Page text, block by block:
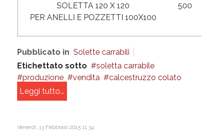
SOLETTA 120 X 120
PER ANELLI E POZZETTI 100X100
500
Pubblicato in Solette carrabili
Etichettato sotto
soletta carrabile
produzione
vendita
calcestruzzo colato
Leggi tutto...
Venerdì, 13 Febbraio 2015 11:34